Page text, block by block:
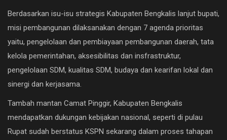
Berdasarkan isu-isu strategis Kabupaten Bengkalis lanjut bupati,
misi pembangunan dilaksanakan dengan 7 agenda prioritas
yaitu, pengelolaan dan pembiayaan pembangunan daerah, tata
kelola pemerintahan, aksesibilitas dan insfrastruktur,
pengelolaan SDM, kualitas SDM, budaya dan kearifan lokal dan
sinergi dan kerjasama.
Tambah mantan Camat Pinggir, Kabupaten Bengkalis
mendapatkan dukungan kebijakan nasional, seperti di pulau
Rupat sudah berstatus KSPN sekarang dalam proses tahapan